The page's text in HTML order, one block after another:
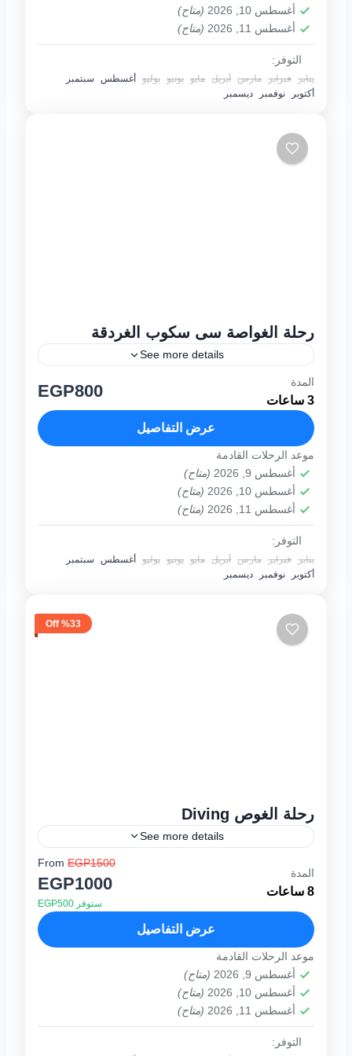
أغسطس 10, 2026
(متاح)
أغسطس 11, 2026
(متاح)
التوفر:
يناير فبراير مارس أبريل مايو يونيو يوليو أغسطس
سبتمبر
أكتوبر
نوفمبر ديسمبر
رحلة الغواصة سى سكوب الغردقة
See more details
برنامج الرحله تبدا رحلة الغواصة سي سكوب
بالابحار الى ان نصل للمكان المخصص فيه الجولة
فى صالون الغواصة تحت الماء نبدا بالنزول الى
صالون الغواصة...
1 فرد
المدة
3 ساعات EGP800
عرض التفاصيل
موعد الرحلات القادمة
أغسطس 9, 2026
(متاح)
أغسطس 10, 2026
(متاح)
أغسطس 11, 2026
(متاح)
التوفر:
يناير فبراير مارس أبريل مايو يونيو يوليو أغسطس
سبتمبر
أكتوبر
نوفمبر ديسمبر
%33 Off
رحلة الغوص Diving
See more details
يوميا من 08:00 صباحا حتى 16:00 عصرا برنامج
الرحله لاشك ان رحلة الغوص من اجمل الرحلات
و اكثرها إثارة و متعه , حيث تسطيع الغوص...
المدة
8 ساعات
From EGP1500
EGP1000
ستوفر EGP500
عرض التفاصيل
موعد الرحلات القادمة
أغسطس 9, 2026
(متاح)
أغسطس 10, 2026
(متاح)
أغسطس 11, 2026
(متاح)
التوفر: